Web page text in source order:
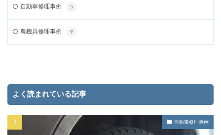
自動車修理事例 5
農機具修理事例 9
よく読まれている記事
自動車修理事例